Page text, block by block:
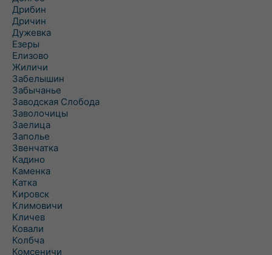
Дрибин
Дричин
Дужевка
Езеры
Елизово
Жиличи
Забелышин
Забычанье
Заводская Слобода
Заволочицы
Заелица
Заполье
Звенчатка
Кадино
Каменка
Катка
Кировск
Климовичи
Кличев
Ковали
Колбча
Комсеничи